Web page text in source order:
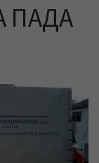
ПАДА